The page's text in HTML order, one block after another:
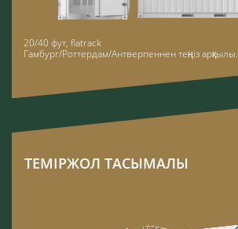
20/40 фут, flatrack
Гамбург/Роттердам/Антверпеннен теңіз арқылы.
ТЕМІРЖОЛ ТАСЫМАЛЫ